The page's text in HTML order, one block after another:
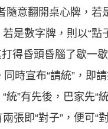
意翻開桌心牌，若
是數字牌，則以“點
得昏頭昏腦了歇一
同時宣布“請統”，即
”有先後，巴家先“統
張即“對子”，便可“